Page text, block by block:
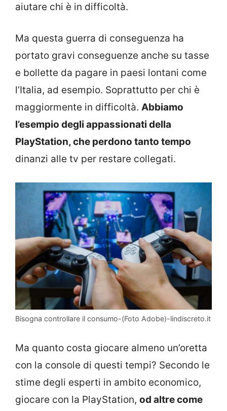
aiutare chi è in difficoltà.
Ma questa guerra di conseguenza ha
portato gravi conseguenze anche su tasse
e bollette da pagare in paesi lontani come
l’Italia, ad esempio. Soprattutto per chi è
maggiormente in difficoltà. Abbiamo
l’esempio degli appassionati della
PlayStation, che perdono tanto tempo
dinanzi alle tv per restare collegati.
Bisogna controllare il consumo-(Foto Adobe)-lindiscreto.it
Ma quanto costa giocare almeno un’oretta
con la console di questi tempi? Secondo le
stime degli esperti in ambito economico,
giocare con la PlayStation, od altre come